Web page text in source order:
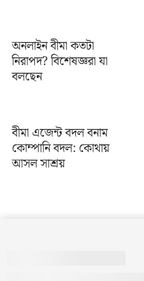
অনলাইন বীমা কতটা
নিরাপদ? বিশেষজ্ঞরা যা
বলছেন
বীমা এজেন্ট বদল বনাম
কোম্পানি বদল: কোথায়
আসল সাশ্রয়